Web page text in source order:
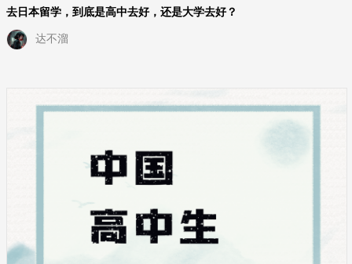
去日本留学，到底是高中去好，还是大学去好？
达不溜